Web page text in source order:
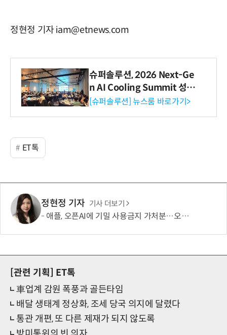
정현정 기자 iam@etnews.com
슈퍼솔루션, 2026 Next-Ge
n AI Cooling Summit 성황
리 성료
[슈퍼솔루션] 뉴스룸 바로가기>
ET톡
정현정 기자 기사 더보기
애플, 오픈AI에 기밀 사용금지 가처분…오픈AI “근거 없는 감정 싸움”
[관련 기획]
ET톡
車업계 감원 폭풍과 골든타임
배달 생태계 정상화, 조세 당국 의지에 달렸다
통관 개편, 또 다른 제재가 되지 않도록